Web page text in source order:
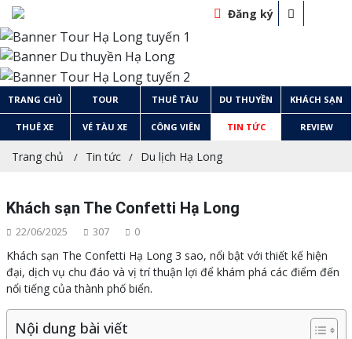
Đăng ký
TRANG CHỦ TOUR THUÊ TÀU DU THUYỀN KHÁCH SẠN
THUÊ XE VÉ TÀU XE CÔNG VIÊN TIN TỨC REVIEW
Trang chủ Tin tức Du lịch Hạ Long
Khách sạn The Confetti Hạ Long
22/06/2025 307 0
Khách sạn The Confetti Hạ Long 3 sao, nổi bật với thiết kế hiện
đại, dịch vụ chu đáo và vị trí thuận lợi để khám phá các điểm đến
nổi tiếng của thành phố biển.
Nội dung bài viết